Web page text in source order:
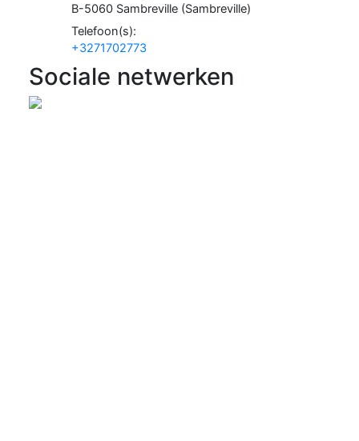
B-5060 Sambreville(Sambreville)
Telefoon(s):
+3271702773
Sociale netwerken